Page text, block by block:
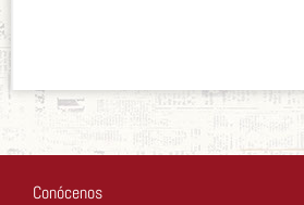
Conócenos